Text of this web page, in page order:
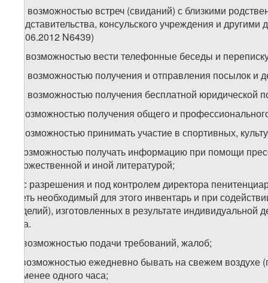
а.в) возможностью встреч (свиданий) с близкими
представительства, консульского учреждения и
(12.06.2012 N6439)
а.г) возможностью вести телефонные беседы и
а.д) возможностью получения и отправления посылок и
а.е) возможностью получения бесплатной юридической
б) возможностью получения общего и
в) возможностью принимать участие в спортивных,
г) возможностью получать информацию при помощи
художественной и иной литературой;
д) с разрешения и под контролем директора
иметь необходимый для этого инвентарь и при
(изделий), изготовленных в результате
года.
е) возможностью подачи требований, жалоб;
ж) возможностью ежедневно бывать на свежем воздухе
не менее одного часа;